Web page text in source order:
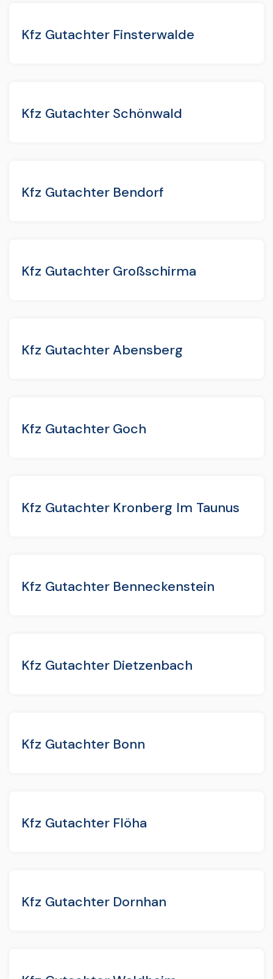
Kfz Gutachter Finsterwalde
Kfz Gutachter Schönwald
Kfz Gutachter Bendorf
Kfz Gutachter Großschirma
Kfz Gutachter Abensberg
Kfz Gutachter Goch
Kfz Gutachter Kronberg Im Taunus
Kfz Gutachter Benneckenstein
Kfz Gutachter Dietzenbach
Kfz Gutachter Bonn
Kfz Gutachter Flöha
Kfz Gutachter Dornhan